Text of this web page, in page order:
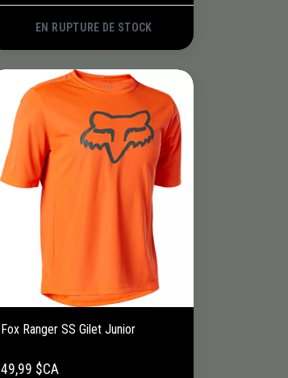
EN RUPTURE DE STOCK
Fox Ranger SS Gilet Junior
49,99 $CA